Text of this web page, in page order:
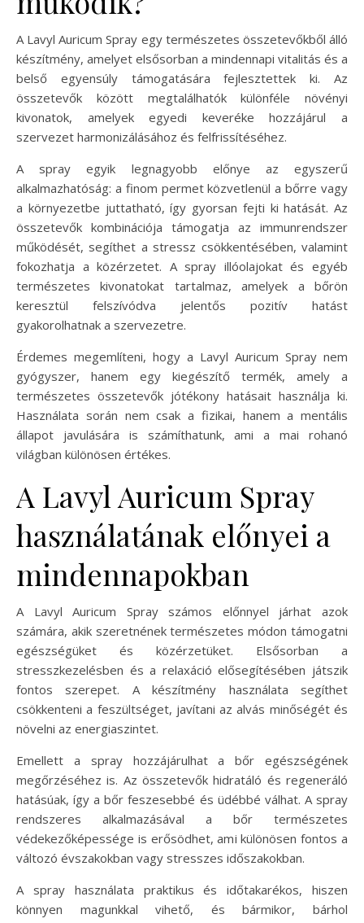
A Lavyl Auricum Spray egy természetes összetevőkből álló
készítmény, amelyet elsősorban a mindennapi vitalitás és a
belső egyensúly támogatására fejlesztettek ki. Az
összetevők között megtalálhatók különféle növényi
kivonatok, amelyek egyedi keveréke hozzájárul a
szervezet harmonizálásához és felfrissítéséhez.
A spray egyik legnagyobb előnye az egyszerű
alkalmazhatóság: a finom permet közvetlenül a bőrre vagy
a környezetbe juttatható, így gyorsan fejti ki hatását. Az
összetevők kombinációja támogatja az immunrendszer
működését, segíthet a stressz csökkentésében, valamint
fokozhatja a közérzetet. A spray illóolajokat és egyéb
természetes kivonatokat tartalmaz, amelyek a bőrön
keresztül felszívódva jelentős pozitív hatást
gyakorolhatnak a szervezetre.
Érdemes megemlíteni, hogy a Lavyl Auricum Spray nem
gyógyszer, hanem egy kiegészítő termék, amely a
természetes összetevők jótékony hatásait használja ki.
Használata során nem csak a fizikai, hanem a mentális
állapot javulására is számíthatunk, ami a mai rohanó
világban különösen értékes.
A Lavyl Auricum Spray
használatának előnyei a
mindennapokban
A Lavyl Auricum Spray számos előnnyel járhat azok
számára, akik szeretnének természetes módon támogatni
egészségüket és közérzetüket. Elsősorban a
stresszkezelésben és a relaxáció elősegítésében játszik
fontos szerepet. A készítmény használata segíthet
csökkenteni a feszültséget, javítani az alvás minőségét és
növelni az energiaszintet.
Emellett a spray hozzájárulhat a bőr egészségének
megőrzéséhez is. Az összetevők hidratáló és regeneráló
hatásúak, így a bőr feszesebbé és üdébbé válhat. A spray
rendszeres alkalmazásával a bőr természetes
védekezőképessége is erősödhet, ami különösen fontos a
változó évszakokban vagy stresszes időszakokban.
A spray használata praktikus és időtakarékos, hiszen
könnyen magunkkal vihető, és bármikor, bárhol